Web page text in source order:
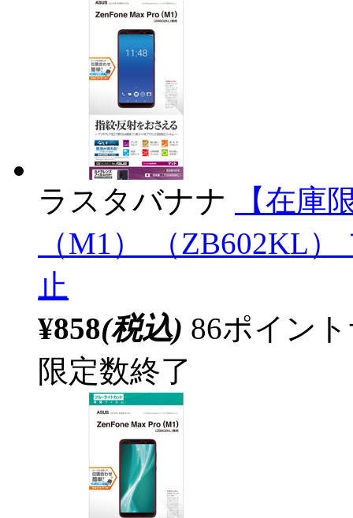
ラスタバナナ
【在庫
（M1） （ZB602KL
止
¥858(税込) 86ポイン
限定数終了